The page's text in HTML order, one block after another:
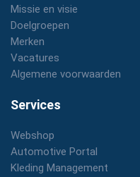
Missie en visie
Doelgroepen
Merken
Vacatures
Algemene voorwaarden
Services
Webshop
Automotive Portal
Kleding Management